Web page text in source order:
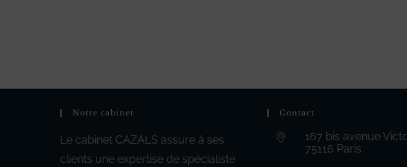
Notre cabinet
Le cabinet CAZALS assure à ses
clients une expertise de spécialiste
Contact
167 bis avenue
75116 Paris